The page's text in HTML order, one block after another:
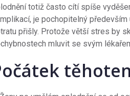
totiž často cítí spíše
je pochopitelný
přišly. Protože větší stres by
mluvit se svým